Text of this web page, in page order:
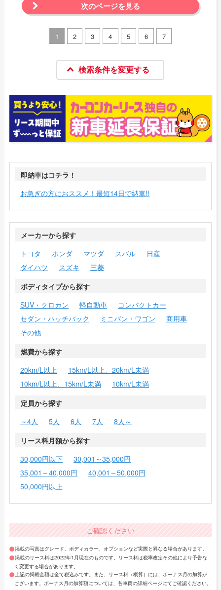
次のページを見る
1 2 3 4 5 6 7
検索条件を変更する
即納車はコチラ！
お急ぎの方におススメ！最短14日で納車!!
メーカーから探す
トヨタ
ホンダ マツダ スバル
日産
ダイハツ
スズキ
三菱
ボディタイプから探す
SUV・クロカン
軽自動車
コンパクトカー
セダン・ハッチバック
ミニバン・ワゴン
商用車
その他
燃費から探す
20km/L以上
15km/L以上、20km/L未満
10km/L以上、15km/L未満
10km/L未満
定員から探す
～4人
5人 6人 7人
8人～
リース料月額から探す
30,000円以下
30,001～35,000円
35,001～40,000円
40,001～50,000円
50,000円以上
ご確認ください
掲載の写真はグレード、ボディカラー、オプションなど実際と異なる場合があります。
掲載のリース料は2022年1月現在のものです。リース料は税率改定その他により予告な
く変更する場合があります。
上記の掲載金額は全て税込みです。また、リース料（概算）には、ボーナス月の加算が
ございます。ボーナス月の加算額については、各車両の詳細ページにてご確認ください。